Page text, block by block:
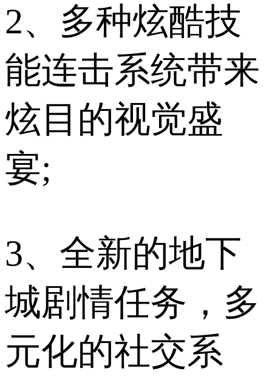
2、多种炫酷技
能连击系统带来
炫目的视觉盛
宴;
3、全新的地下
城剧情任务，多
元化的社交系